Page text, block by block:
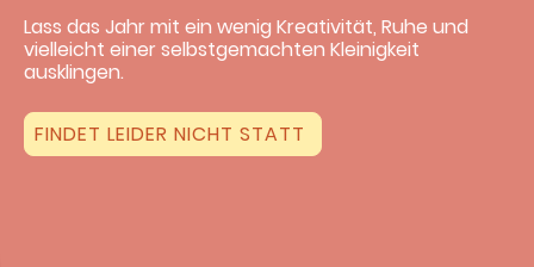
Lass das Jahr mit ein wenig Kreativität, Ruhe und
vielleicht einer selbstgemachten Kleinigkeit
ausklingen.
FINDET LEIDER NICHT STATT